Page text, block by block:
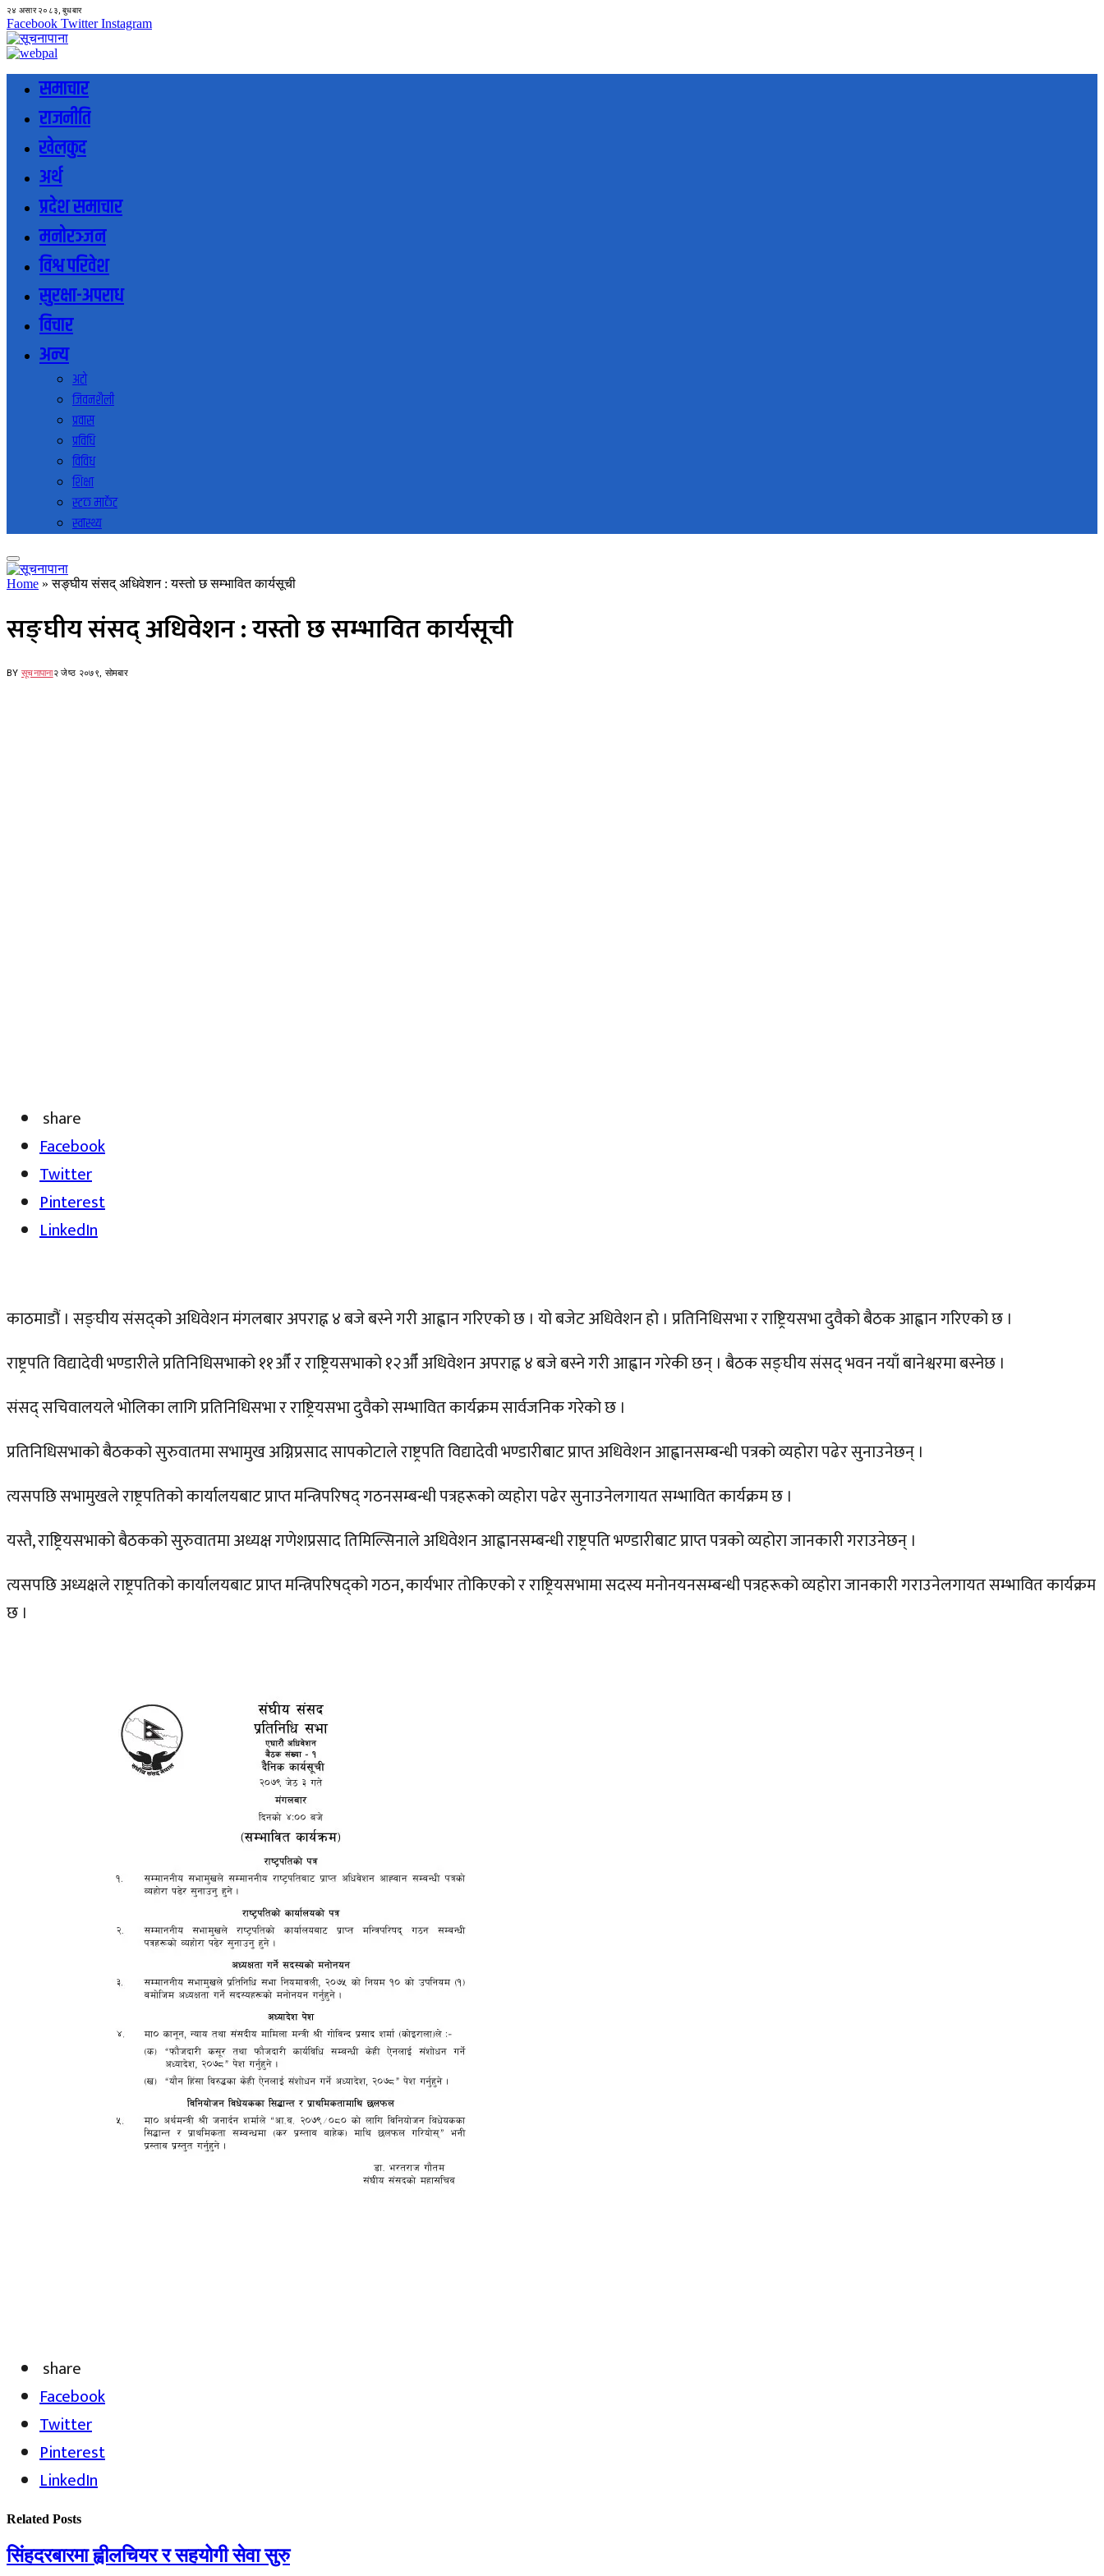
२४ असार २०८३, बुधबार
Facebook Twitter Instagram
समाचार
राजनीति
खेलकुद
अर्थ
प्रदेश समाचार
मनोरञ्जन
विश्व परिवेश
सुरक्षा-अपराध
विचार
अन्य
अटो
जिवनशैली
प्रवास
प्रविधि
विविध
शिक्षा
स्टक मार्केट
स्वास्थ्य
Home »सङ्घीय संसद् अधिवेशन : यस्तो छ सम्भावित कार्यसूची
सङ्घीय संसद् अधिवेशन : यस्तो छ सम्भावित कार्यसूची
BY सूचनापाना२ जेष्ठ २०७९, सोमबार
share
Facebook
Twitter
Pinterest
LinkedIn
काठमाडौं । सङ्घीय संसद्को अधिवेशन मंगलबार अपराह्न ४ बजे बस्ने गरी आह्वान गरिएको छ । यो बजेट अधिवेशन हो । प्रतिनिधिसभा र राष्ट्रियसभा दुवैको बैठक आह्वान गरिएको छ ।
राष्ट्रपति विद्यादेवी भण्डारीले प्रतिनिधिसभाको ११औँ र राष्ट्रियसभाको १२औँ अधिवेशन अपराह्न ४ बजे बस्ने गरी आह्वान गरेकी छन् । बैठक सङ्घीय संसद् भवन नयाँ बानेश्वरमा बस्नेछ ।
संसद् सचिवालयले भोलिका लागि प्रतिनिधिसभा र राष्ट्रियसभा दुवैको सम्भावित कार्यक्रम सार्वजनिक गरेको छ ।
प्रतिनिधिसभाको बैठकको सुरुवातमा सभामुख अग्निप्रसाद सापकोटाले राष्ट्रपति विद्यादेवी भण्डारीबाट प्राप्त अधिवेशन आह्वानसम्बन्धी पत्रको व्यहोरा पढेर सुनाउनेछन् ।
त्यसपछि सभामुखले राष्ट्रपतिको कार्यालयबाट प्राप्त मन्त्रिपरिषद् गठनसम्बन्धी पत्रहरूको व्यहोरा पढेर सुनाउनेलगायत सम्भावित कार्यक्रम छ ।
यस्तै, राष्ट्रियसभाको बैठकको सुरुवातमा अध्यक्ष गणेशप्रसाद तिमिल्सिनाले अधिवेशन आह्वानसम्बन्धी राष्ट्रपति भण्डारीबाट प्राप्त पत्रको व्यहोरा जानकारी गराउनेछन् ।
त्यसपछि अध्यक्षले राष्ट्रपतिको कार्यालयबाट प्राप्त मन्त्रिपरिषद्को गठन, कार्यभार तोकिएको र राष्ट्रियसभामा सदस्य मनोनयनसम्बन्धी पत्रहरूको व्यहोरा जानकारी गराउनेलगायत सम्भावित कार्यक्रम
छ ।
share
Facebook
Twitter
Pinterest
LinkedIn
Related Posts
सिंहदरबारमा ह्वीलचियर र सहयोगी सेवा सुरु